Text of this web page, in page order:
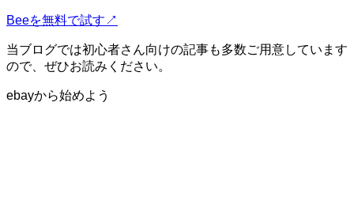
Beeを無料で試す↗
当ブログでは初心者さん向けの記事も多数ご用意しています
ので、ぜひお読みください。
ebayから始めよう